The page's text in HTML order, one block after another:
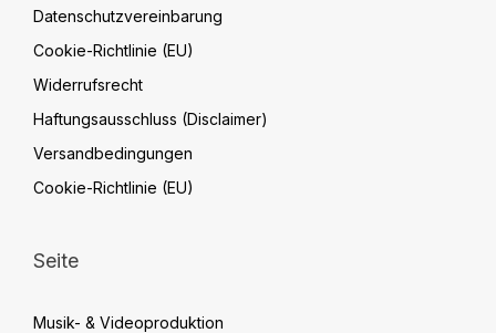
Datenschutzvereinbarung
Cookie-Richtlinie (EU)
Widerrufsrecht
Haftungsausschluss (Disclaimer)
Versandbedingungen
Cookie-Richtlinie (EU)
Seite
Musik- & Videoproduktion